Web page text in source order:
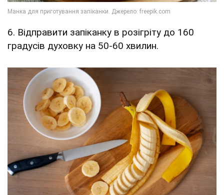
6. Відправити запіканку в розігріту до 160
градусів духовку на 50-60 хвилин.